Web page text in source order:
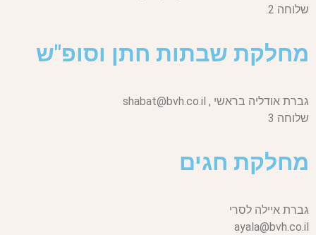
שלוחה 2.
מחלקת שבתות חתן וסופ"ש
גברת אודליה בראשי , shabat@bvh.co.il
שלוחה 3
מחלקת חגים
גברת איילה לסרי
ayala@bvh.co.il